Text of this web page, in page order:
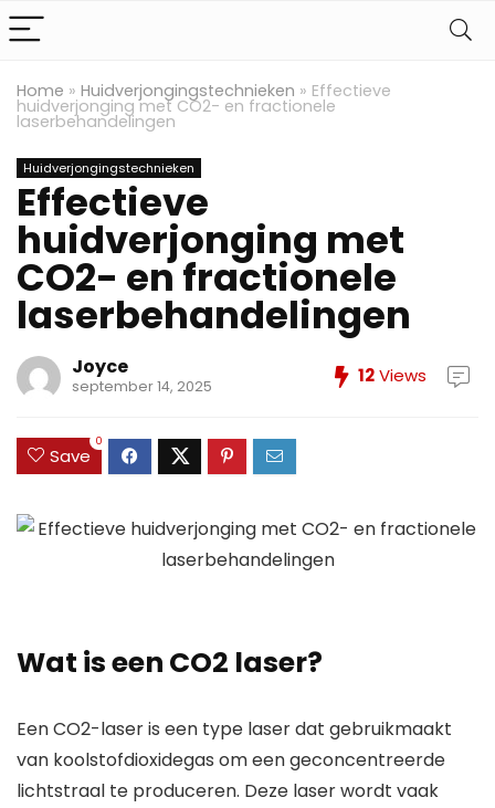
Home » Huidverjongingstechnieken » Effectieve
huidverjonging met CO2- en fractionele
laserbehandelingen
Huidverjongingstechnieken
Effectieve
huidverjonging met
CO2- en fractionele
laserbehandelingen
Joyce
september 14, 2025 12Views
Save
0
Wat is een CO2 laser?
Een CO2-laser is een type laser dat gebruikmaakt
van koolstofdioxidegas om een geconcentreerde
lichtstraal te produceren. Deze laser wordt vaak